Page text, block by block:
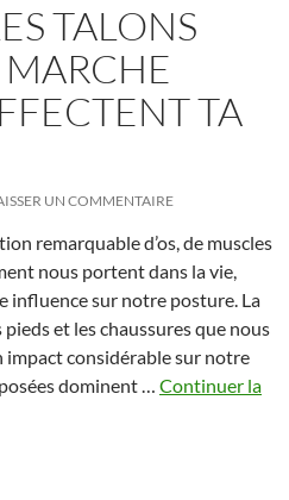
TALONS
MARCHE
TA
UN COMMENTAIRE
remarquable d’os, de muscles
nous portent dans la vie,
influence sur notre posture. La
et les chaussures que nous
considérable sur notre
dominent … Continuer la